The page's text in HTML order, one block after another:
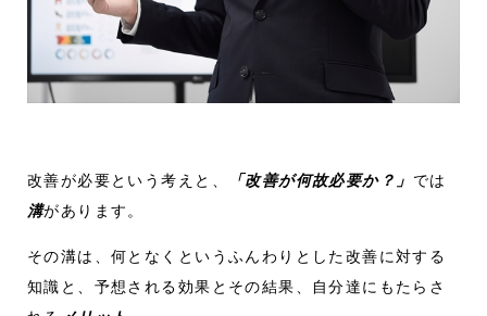
改善が必要という考えと、 「改善が何故必要か？」 では
溝があります。
その溝は、何となくというふんわりとした改善に対する
知識と、予想される効果とその結果、自分達にもたらさ